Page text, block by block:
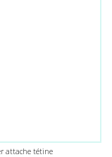
attache tétine